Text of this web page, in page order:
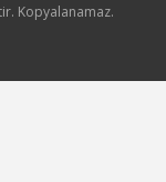
Kopyalanamaz.